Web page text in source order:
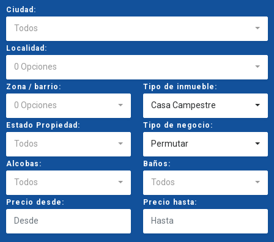
Ciudad:
Todos
Localidad:
0 Opciones
Zona / barrio:
0 Opciones
Tipo de inmueble:
Casa Campestre
Estado Propiedad:
Todos
Tipo de negocio:
Permutar
Alcobas:
Todos
Baños:
Todos
Precio desde: Precio hasta: